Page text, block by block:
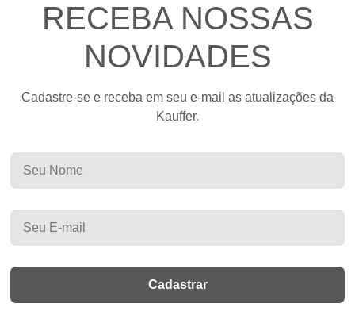
RECEBA NOSSAS
NOVIDADES
Cadastre-se e receba em seu e-mail as atualizações da
Kauffer.